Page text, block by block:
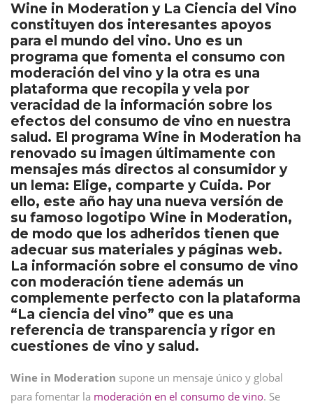
Wine in Moderation y La Ciencia del Vino
constituyen dos interesantes apoyos
para el mundo del vino. Uno es un
programa que fomenta el consumo con
moderación del vino y la otra es una
plataforma que recopila y vela por
veracidad de la información sobre los
efectos del consumo de vino en nuestra
salud. El programa Wine in Moderation ha
renovado su imagen últimamente con
mensajes más directos al consumidor y
un lema: Elige, comparte y Cuida. Por
ello, este año hay una nueva versión de
su famoso logotipo Wine in Moderation,
de modo que los adheridos tienen que
adecuar sus materiales y páginas web.
La información sobre el consumo de vino
con moderación tiene además un
complemente perfecto con la plataforma
“La ciencia del vino” que es una
referencia de transparencia y rigor en
cuestiones de vino y salud.
Wine in Moderation supone un mensaje único y global
para fomentar la moderación en el consumo de vino. Se